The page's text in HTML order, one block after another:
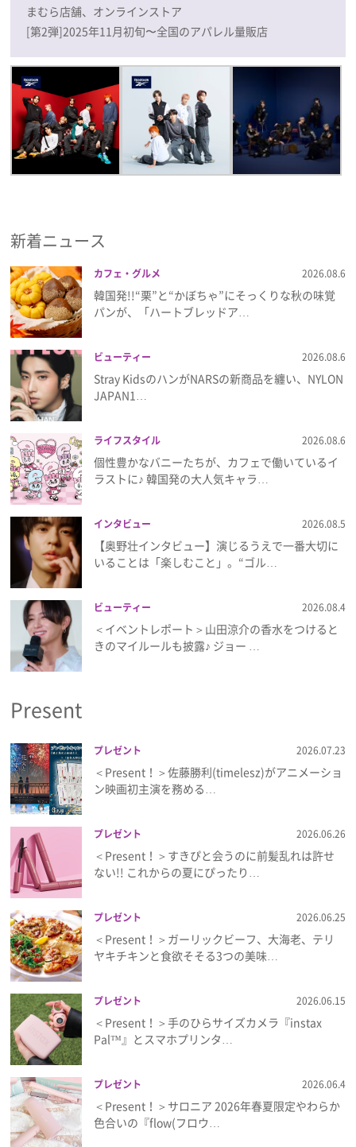
まむら店舗、オンラインストア
[第2弾]2025年11月初旬〜全国のアパレル量販店
新着ニュース
カフェ・グルメ 2026.08.6
韓国発!!“栗”と“かぼちゃ”にそっくりな秋の味覚
パンが、「ハートブレッドア…
ビューティー 2026.08.6
Stray KidsのハンがNARSの新商品を纏い、NYLON
JAPAN1…
ライフスタイル 2026.08.6
個性豊かなバニーたちが、カフェで働いているイ
ラストに♪ 韓国発の大人気キャラ…
インタビュー 2026.08.5
【奥野壮インタビュー】演じるうえで一番大切に
いることは「楽しむこと」。“ゴル…
ビューティー 2026.08.4
＜イベントレポート＞山田涼介の香水をつけると
きのマイルールも披露♪ ジョー …
Present
プレゼント 2026.07.23
＜Present！＞佐藤勝利(timelesz)がアニメーショ
ン映画初主演を務める…
プレゼント 2026.06.26
＜Present！＞すきぴと会うのに前髪乱れは許せ
ない!! これからの夏にぴったり…
プレゼント 2026.06.25
＜Present！＞ガーリックビーフ、大海老、テリ
ヤキチキンと食欲そそる3つの美味…
プレゼント 2026.06.15
＜Present！＞手のひらサイズカメラ『instax
Pal™』とスマホプリンタ…
プレゼント 2026.06.4
＜Present！＞サロニア 2026年春夏限定やわらか
色合いの『flow(フロウ…